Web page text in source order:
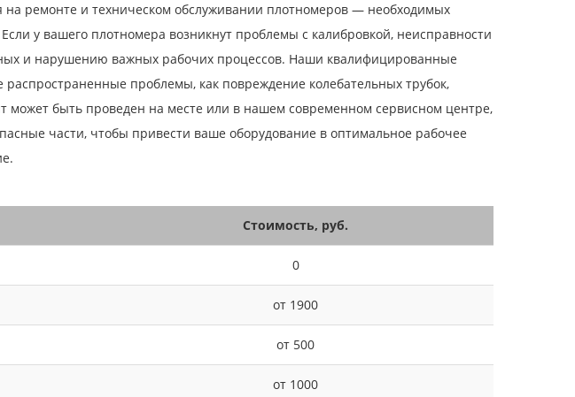
ремонте и техническом обслуживании плотномеров — необходимых
у вашего плотномера возникнут проблемы с калибровкой, неисправности
и нарушению важных рабочих процессов. Наши квалифицированные
проблемы, как повреждение колебательных трубок,
может быть проведен на месте или в нашем современном сервисном центре,
части, чтобы привести ваше оборудование в оптимальное рабочее
Стоимость, руб.
0
от 1900
от 500
от 1000